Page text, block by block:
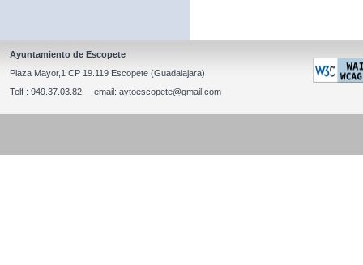
Ayuntamiento de Escopete
Plaza Mayor,1 CP 19.119 Escopete (Guadalajara)
Telf : 949.37.03.82 email: aytoescopete@gmail.com